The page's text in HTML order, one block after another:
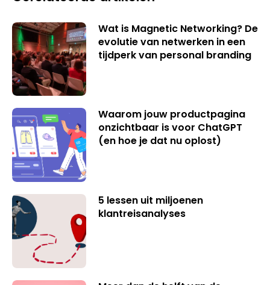
Wat is Magnetic Networking? De
evolutie van netwerken in een
tijdperk van personal branding
Waarom jouw productpagina
onzichtbaar is voor ChatGPT
(en hoe je dat nu oplost)
5 lessen uit miljoenen
klantreisanalyses